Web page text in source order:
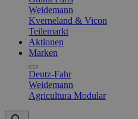
Weidemann
Kverneland & Vicon
Teilemarkt
Aktionen
Marken
Deutz-Fahr
Weidemann
Agricultura Modular